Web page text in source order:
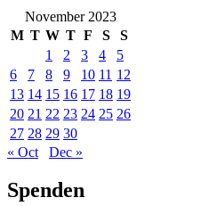
November 2023
M T W T F S
S
1
2 3 4
5
6
7 8 9 10 11 12
13 14 15 16 17 18 19
20 21 22 23 24 25 26
27 28 29 30
« Oct
Dec »
Spenden